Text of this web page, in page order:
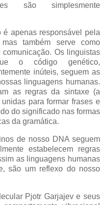
são simplesmente
apenas responsável pela
também serve como
Os linguistas
o código genético,
inúteis, seguem as
linguagens humanas.
as regras da sintaxe (a
para formar frases e
do significado nas formas
da gramática.
de nosso DNA seguem
estabelecem regras
as linguagens humanas
são um reflexo do nosso
Pjotr Garjajev e seus